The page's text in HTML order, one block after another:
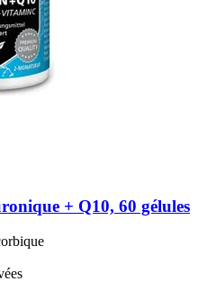
+ Q10, 60 gélules